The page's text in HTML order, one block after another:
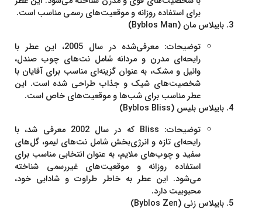
برای استفاده روزانه و موقعیت‌های رسمی مناسب است.
بایبلاس مان (Byblos Man)
توضیحات
: معرفی‌شده در سال 2005، این عطر با
رایحه‌ای مدرن و مردانه شامل نت‌های چوب صندل،
وانیل و مشک، به عنوان گزینه‌ای مناسب برای آقایان با
شخصیت‌های شیک و جذاب طراحی شده است. این
عطر مناسب برای شب‌ها و موقعیت‌های خاص است.
بایبلاس بلیس (Byblos Bliss)
توضیحات
: Bliss که در سال 2002 معرفی شد، با
رایحه‌ای تازه و انرژی‌بخش شامل نت‌های لیمو، گل‌های
سفید و چوب‌های ملایم، به عنوان انتخابی مناسب برای
استفاده روزانه و موقعیت‌های غیررسمی شناخته
می‌شود. این عطر به خاطر طراوت و شادابی خود،
محبوبیت دارد.
بایبلاس زنی (Byblos Zen)